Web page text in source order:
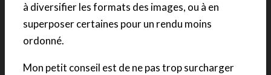
à diversifier les formats des images, ou à en
superposer certaines pour un rendu moins
ordonné.
Mon petit conseil est de ne pas trop surcharger